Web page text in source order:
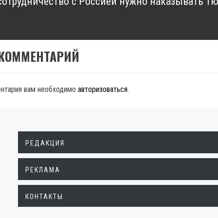
вам необходимо авторизоваться.
РЕДАКЦИЯ
РЕКЛАМА
КОНТАКТЫ